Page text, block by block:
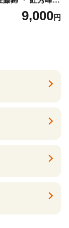
M以上 700g 【20
から7月上旬発
9,000円